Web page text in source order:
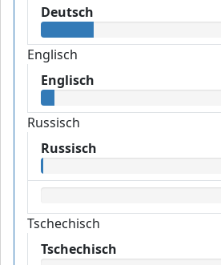
Deutsch
Englisch
Englisch
Russisch
Russisch
Tschechisch
Tschechisch